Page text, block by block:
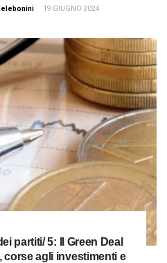
19 GIUGNO 2024
partiti/ 5: Il Green Deal
corse agli investimenti e